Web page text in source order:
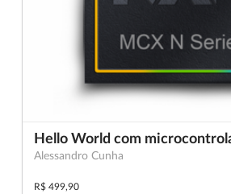
Hello World com
Alessandro Cunha
R$ 499,90